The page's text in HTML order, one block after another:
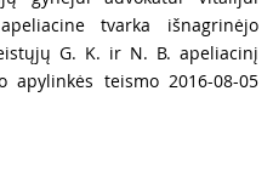
tvarka išnagrinėjo
G. K. ir N. B. apeliacinį
apylinkės teismo 2016-08-05